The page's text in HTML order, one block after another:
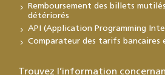
Remboursement des billets
détériorés
API (Application Programming
Comparateur des tarifs bancaires
Trouvez l’information